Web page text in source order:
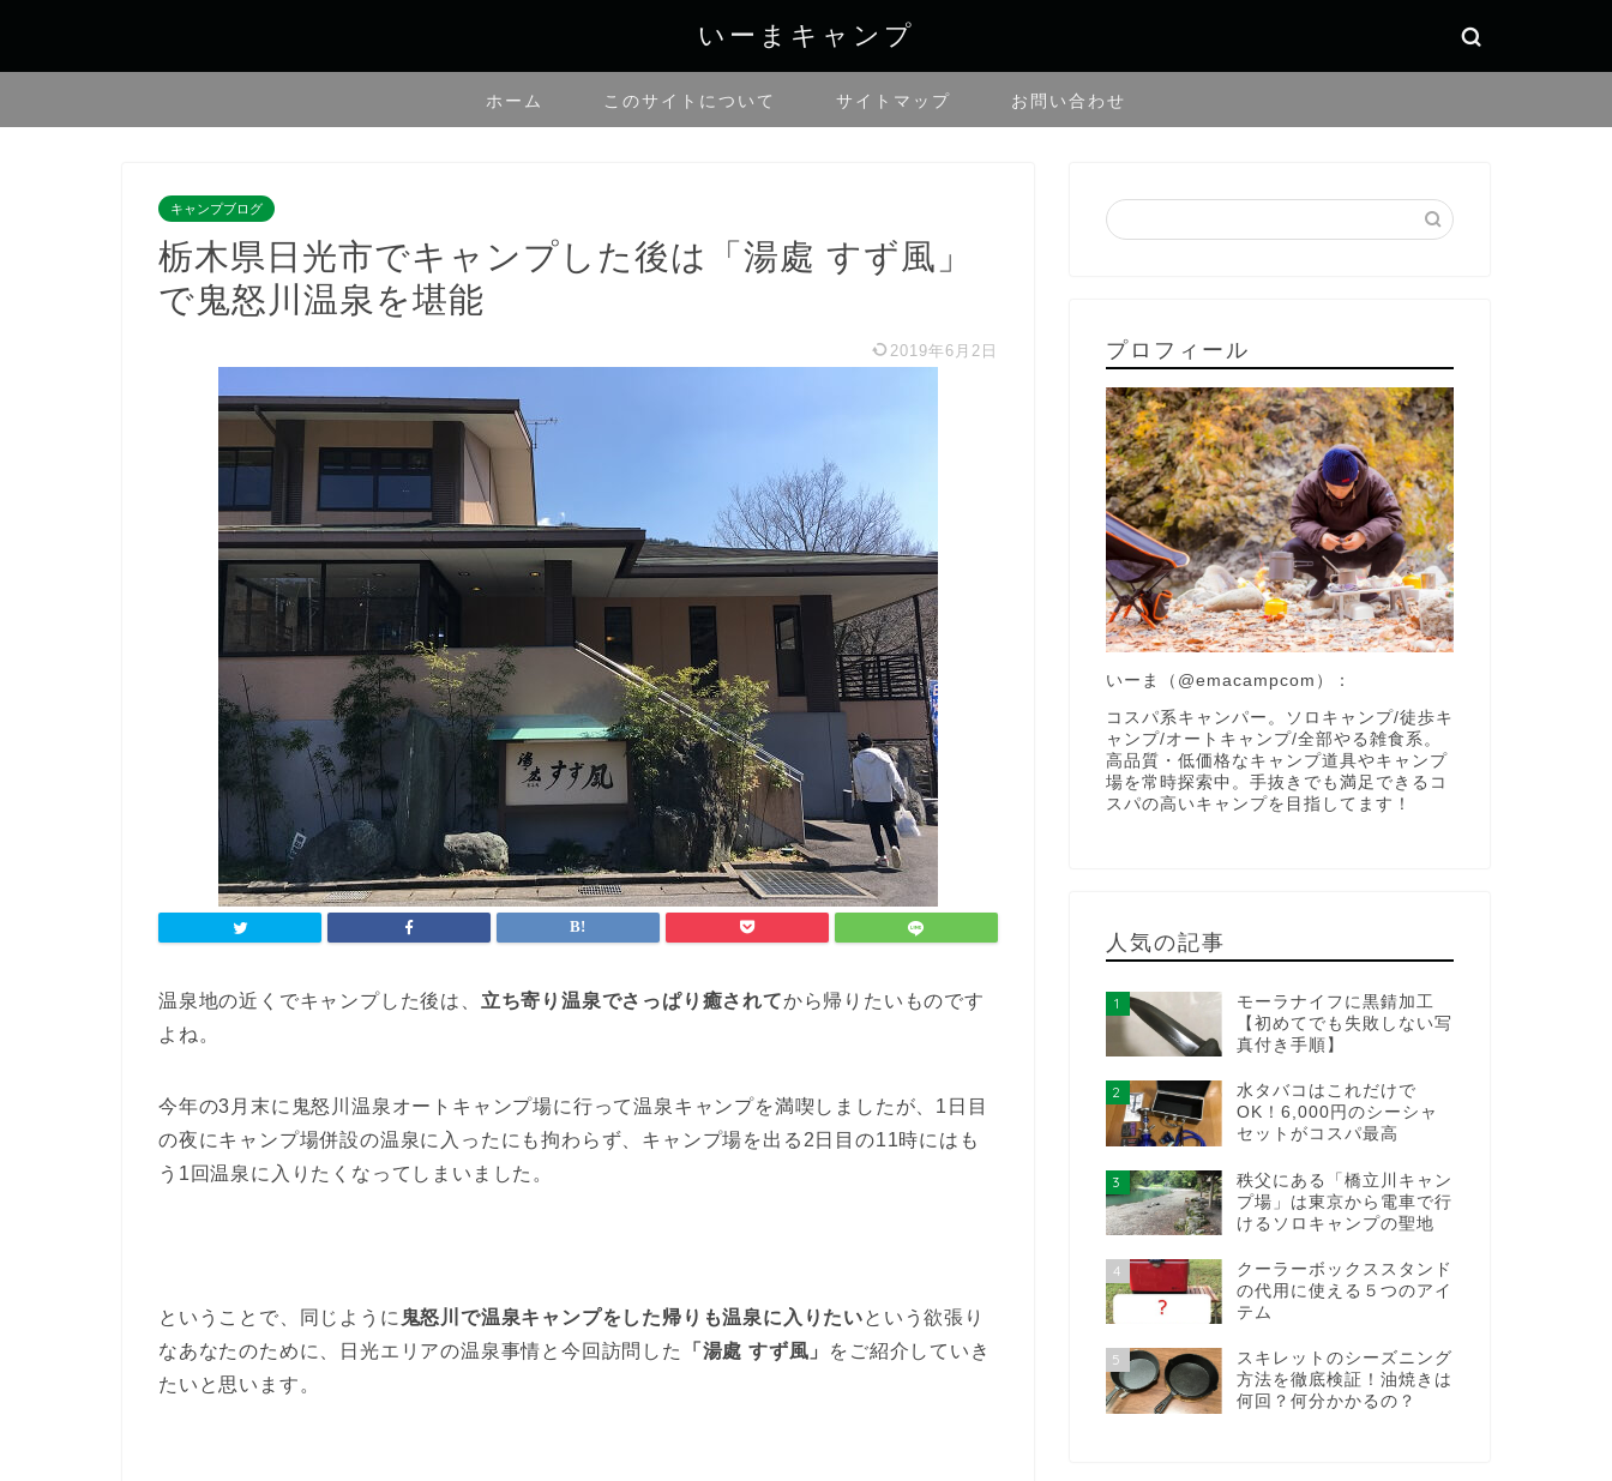
いーまキャンプ
ホーム このサイトについて サイトマップ お問い合わせ
キャンプブログ
栃木県日光市でキャンプした後は「湯處 すず風」
で鬼怒川温泉を堪能
2019年6月2日
温泉地の近くでキャンプした後は、 立ち寄り温泉でさっぱり癒されてから帰りたいものです
よね。
今年の3月末に鬼怒川温泉オートキャンプ場に行って温泉キャンプを満喫しましたが、1日目
の夜にキャンプ場併設の温泉に入ったにも拘わらず、キャンプ場を出る2日目の11時にはも
う1回温泉に入りたくなってしまいました。
ということで、同じように 鬼怒川で温泉キャンプをした帰りも温泉に入りたいという欲張り
なあなたのために、日光エリアの温泉事情と今回訪問した
「湯處 すず風」
をご紹介していき
たいと思います。
プロフィール
いーま（ @emacampcom ）：
コスパ系キャンパー。ソロキャンプ/徒歩キ
ャンプ/オートキャンプ/全部やる雑食系。
高品質・低価格なキャンプ道具やキャンプ
場を常時探索中。手抜きでも満足できるコ
スパの高いキャンプを目指してます！
人気の記事
1
モーラナイフに黒錆加工
【初めてでも失敗しない写
真付き手順】
2
水タバコはこれだけで
OK！6,000円のシーシャ
セットがコスパ最高
3
秩父にある「橋立川キャン
プ場」は東京から電車で行
けるソロキャンプの聖地
4
クーラーボックススタンド
の代用に使える５つのアイ
テム
5
スキレットのシーズニング
方法を徹底検証！油焼きは
何回？何分かかるの？